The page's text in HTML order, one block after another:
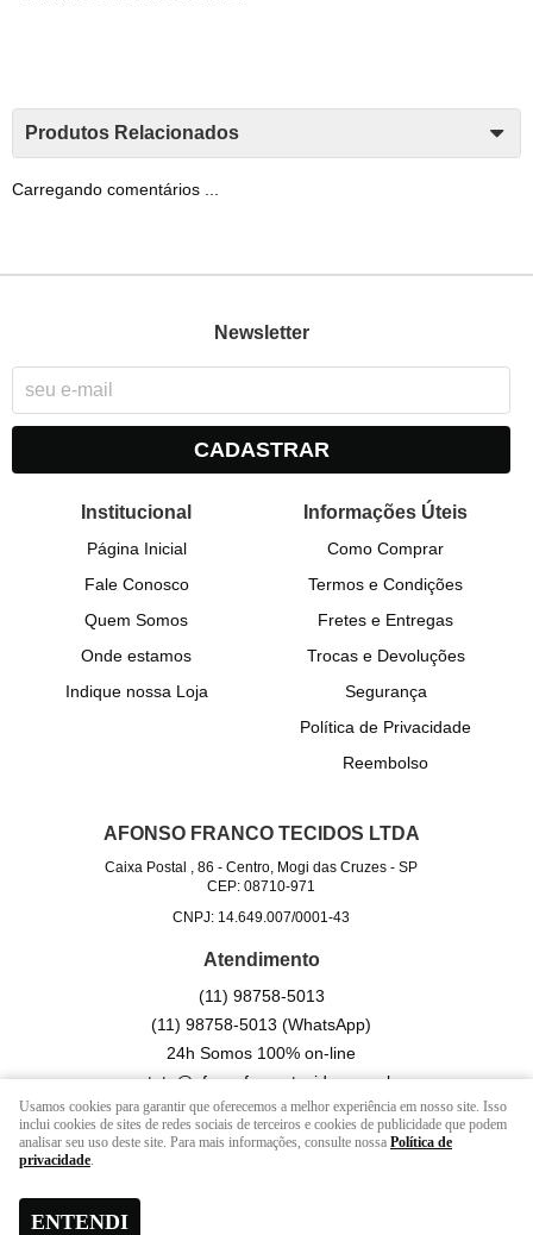
Produtos Relacionados
Carregando comentários ...
Newsletter
CADASTRAR
Institucional
Página Inicial
Fale Conosco
Quem Somos
Onde estamos
Indique nossa Loja
Informações Úteis
Como Comprar
Termos e Condições
Fretes e Entregas
Trocas e Devoluções
Segurança
Política de Privacidade
Reembolso
AFONSO FRANCO TECIDOS LTDA
Caixa Postal , 86 -Centro, Mogi das Cruzes -SP
CEP: 08710-971
CNPJ: 14.649.007/0001-43
Atendimento
(11) 98758-5013
(11) 98758-5013(WhatsApp)
24h Somos 100% on-line
contato@afonsofrancotecidos.com.br
LOJA VIRTUAL CRIADA POR
Usamos cookies para garantir que oferecemos a melhor experiência em nosso site. Isso
inclui cookies de sites de redes sociais de terceiros e cookies de publicidade que podem
analisar seu uso deste site. Para mais informações, consulte nossa Política de
privacidade.
ENTENDI